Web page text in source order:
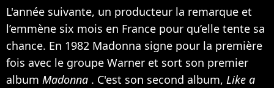
L'année suivante, un producteur la remarque et
l’emmène six mois en France pour qu’elle tente sa
chance. En 1982 Madonna signe pour la première
fois avec le groupe Warner et sort son premier
album Madonna . C'est son second album, Like a